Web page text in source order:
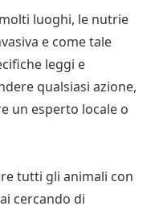
luoghi, le nutrie
e come tale
leggi e
qualsiasi azione,
un esperto locale o
tutti gli animali con
cercando di